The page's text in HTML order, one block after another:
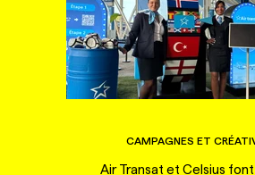
CAMPAGNES ET
Air Transat et Celsius